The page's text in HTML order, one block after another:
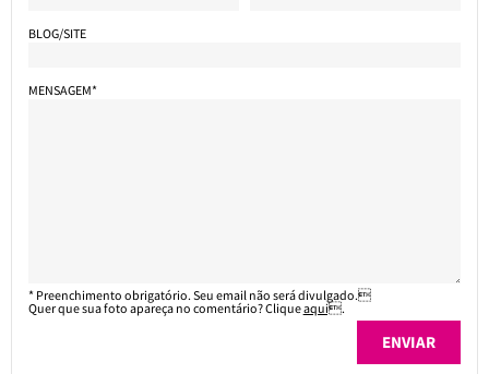
BLOG/SITE
MENSAGEM*
* Preenchimento obrigatório. Seu email não será divulgado.
Quer que sua foto apareça no comentário? Cliqueaqui.